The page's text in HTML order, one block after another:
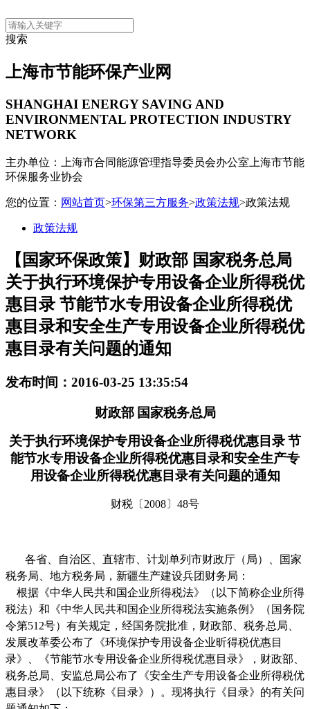
搜索
上海市节能环保产业网
SHANGHAI ENERGY SAVING AND
ENVIRONMENTAL PROTECTION INDUSTRY
NETWORK
主办单位：上海市合同能源管理指导委员会办公室 上海市节能
环保服务业协会
您的位置： 网站首页>环保第三方服务>政策法规>政策法规
政策法规
【国家环保政策】财政部 国家税务总局
关于执行环境保护专用设备企业所得税优
惠目录 节能节水专用设备企业所得税优
惠目录和安全生产专用设备企业所得税优
惠目录有关问题的通知
发布时间：2016-03-25 13:35:54
财政部 国家税务总局
关于执行环境保护专用设备企业所得税优惠目录节
能节水专用设备企业所得税优惠目录和安全生产专
用设备企业所得税优惠目录有关问题的通知
财税〔 2008〕 48号
各省、自治区、直辖市、计划单列市财政厅（局）、国家
税务局、地方税务局，新疆生产建设兵团财务局：
根据《中华人民共和国企业所得税法》（以下简称企业所得
税法）和《中华人民共和国企业所得税法实施条例》（国务院
令第512号）有关规定，经国务院批准，财政部、税务总局、
发展改革委公布了《环境保护专用设备企业昕得税优惠目
录》、《节能节水专用设备企业所得税优惠目录》，财政部、
税务总局、安监总局公布了《安全生产专用设备企业所得税优
惠目录》（以下统称《目录》）。现将执行《目录》的有关问